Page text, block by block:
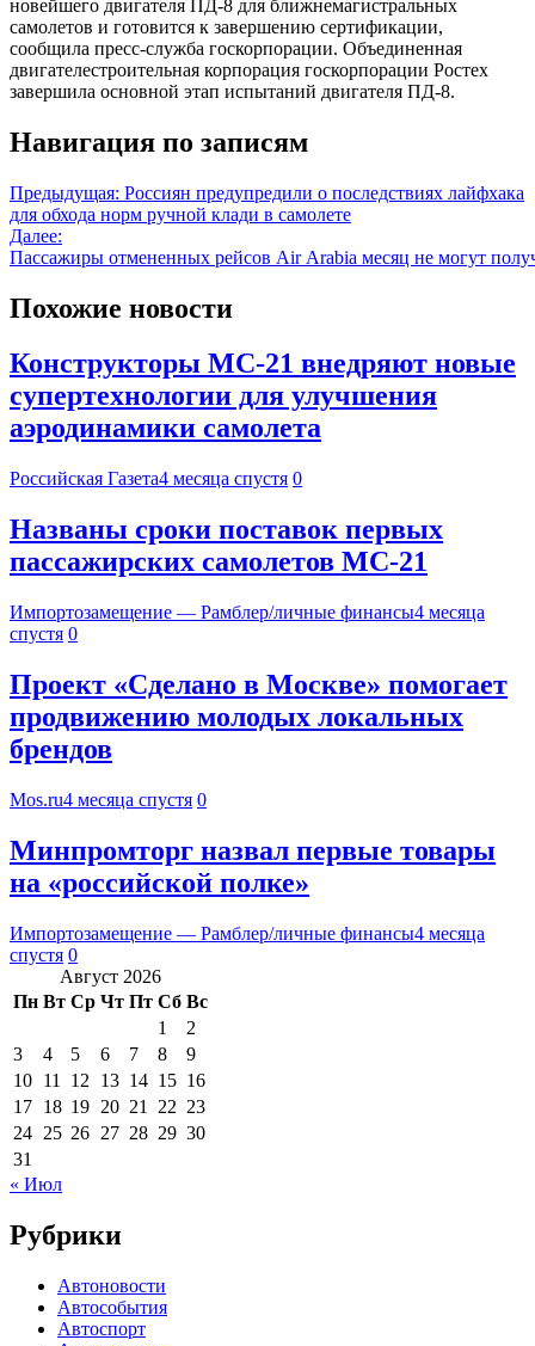
новейшего двигателя ПД-8 для ближнемагистральных
самолетов и готовится к завершению сертификации,
сообщила пресс-служба госкорпорации. Объединенная
двигателестроительная корпорация госкорпорации Ростех
завершила основной этап испытаний двигателя ПД-8.
Навигация по записям
Предыдущая: Россиян предупредили о последствиях лайфхака
для обхода норм ручной клади в самолете
Далее:
Пассажиры отмененных рейсов Air Arabia месяц не могут
Похожие новости
Конструкторы МС-21 внедряют новые
супертехнологии для улучшения
аэродинамики самолета
Российская Газета4 месяца спустя 0
Названы сроки поставок первых
пассажирских самолетов МС-21
Импортозамещение — Рамблер/личные финансы4 месяца
спустя 0
Проект «Сделано в Москве» помогает
продвижению молодых локальных
брендов
Mos.ru4 месяца спустя 0
Минпромторг назвал первые товары
на «российской полке»
Импортозамещение — Рамблер/личные финансы4 месяца
спустя 0
Август 2026
Пн Вт Ср Чт Пт Сб Вс
1
2
3
4 5 6 7 8
9
10 11 12 13 14 15 16
17 18 19 20 21 22 23
24 25 26 27 28 29 30
31
« Июл
Рубрики
Автоновости
Автособытия
Автоспорт